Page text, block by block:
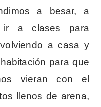
a besar, a
ir a clases para
a casa y
para que
vieran con el
llenos de arena,